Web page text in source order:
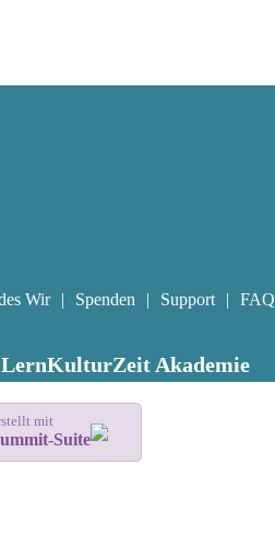
Wir Spenden Support FAQ
LernKulturZeit Akademie
mit
Suite